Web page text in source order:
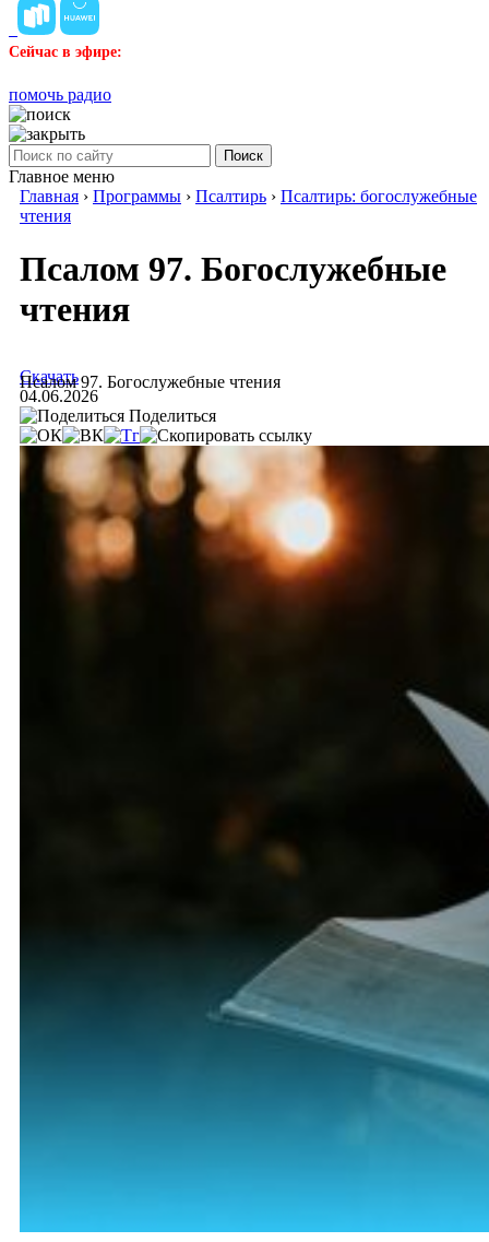
Сейчас в эфире:
помочь радио
Поиск
Главное меню
Главная › Программы › Псалтирь › Псалтирь: богослужебные
чтения
Псалом 97. Богослужебные
чтения
Псалом 97. Богослужебные чтения
Скачать
04.06.2026
Поделиться